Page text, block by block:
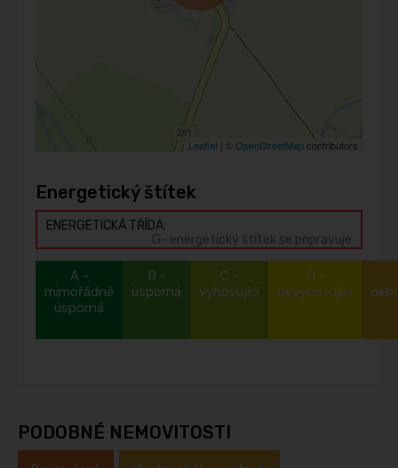
Leaflet | © OpenStreetMapcontributors
Energetický štítek
ENERGETICKÁ TŘÍDA:
G- energetický štítek se připravuje
A -
mimořádně
úsporná
B -
úsporná
C -
vyhovující
D -
nevyhovující
PODOBNÉ NEMOVITOSTI